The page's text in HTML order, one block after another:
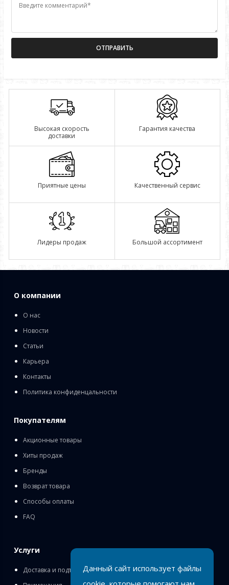
Введите комментарий*
Высокая скорость
доставки
Гарантия качества
Приятные цены Качественный сервис
Лидеры продаж Большой ассортимент
О компании
О нас
Новости
Статьи
Карьера
Контакты
Политика конфиденцальности
Покупателям
Акционные товары
Хиты продаж
Бренды
Возврат товара
Способы оплаты
FAQ
Услуги
Доставка и подъём
Данный сайт использует файлы